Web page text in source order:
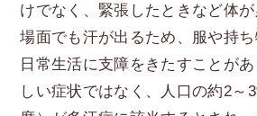
けでなく、緊張したときなど体
場面でも汗が出るため、服や持
日常生活に支障をきたすことが
しい症状ではなく、人口の約2～